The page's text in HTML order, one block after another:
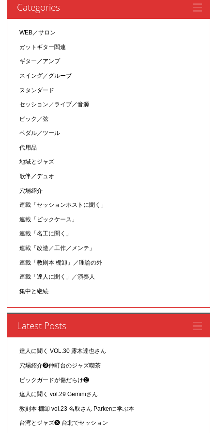
Categories
WEB／サロン
ガットギター関連
ギター／アンプ
スイング／グルーブ
スタンダード
セッション／ライブ／音源
ピック／弦
ペダル／ツール
代用品
地域とジャズ
歌伴／デュオ
穴場紹介
連載「セッションホストに聞く」
連載「ピックケース」
連載「名工に聞く」
連載「改造／工作／メンテ」
連載「教則本 棚卸」／理論の外
連載「達人に聞く」／演奏人
集中と継続
Latest Posts
達人に聞く VOL.30 露木達也さん
穴場紹介❾仲町台のジャズ喫茶
ピックガードが傷だらけ❷
達人に聞く vol.29 Geminiさん
教則本 棚卸 vol.23 名取さん Parkerに学ぶ本
台湾とジャズ❸ 台北でセッション